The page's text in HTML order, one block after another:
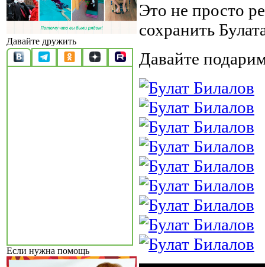
Давайте дружить
Если нужна помощь
Это не просто
сохранить
Давайте